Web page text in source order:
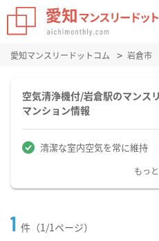
愛知マンスリードットコム 岩倉市
空気清浄機付/岩倉駅のマンス
マンション情報
清潔な室内空気を常に維持
もっ
1 件（1/1ページ）